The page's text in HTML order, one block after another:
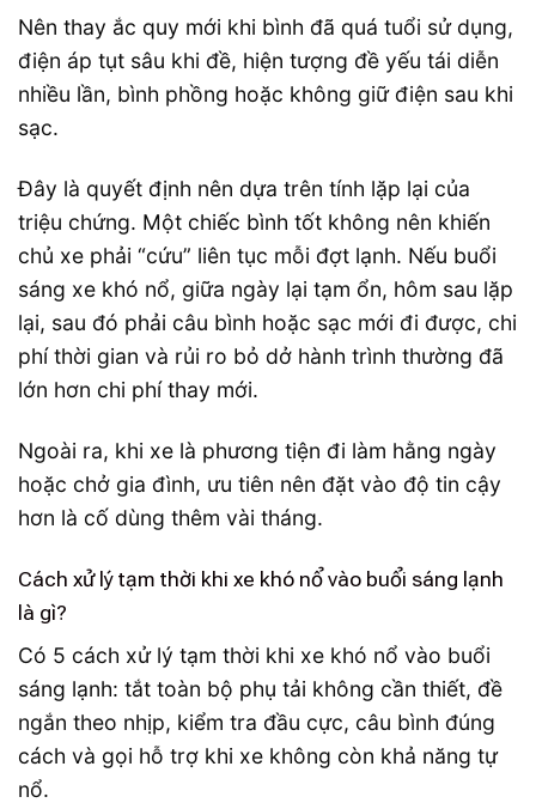
Nên thay ắc quy mới khi bình đã quá tuổi sử dụng,
điện áp tụt sâu khi đề, hiện tượng đề yếu tái diễn
nhiều lần, bình phồng hoặc không giữ điện sau khi
sạc.
Đây là quyết định nên dựa trên tính lặp lại của
triệu chứng. Một chiếc bình tốt không nên khiến
chủ xe phải “cứu” liên tục mỗi đợt lạnh. Nếu buổi
sáng xe khó nổ, giữa ngày lại tạm ổn, hôm sau lặp
lại, sau đó phải câu bình hoặc sạc mới đi được, chi
phí thời gian và rủi ro bỏ dở hành trình thường đã
lớn hơn chi phí thay mới.
Ngoài ra, khi xe là phương tiện đi làm hằng ngày
hoặc chở gia đình, ưu tiên nên đặt vào độ tin cậy
hơn là cố dùng thêm vài tháng.
Cách xử lý tạm thời khi xe khó nổ vào buổi sáng lạnh
là gì?
Có 5 cách xử lý tạm thời khi xe khó nổ vào buổi
sáng lạnh: tắt toàn bộ phụ tải không cần thiết, đề
ngắn theo nhịp, kiểm tra đầu cực, câu bình đúng
cách và gọi hỗ trợ khi xe không còn khả năng tự
nổ.